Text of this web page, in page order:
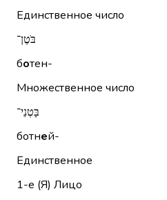
Единственное число
בֹּטֶן־
ботен-
Множественное число
בָּטְנֵי־
ботней-
Единственное
1-е (Я) Лицо